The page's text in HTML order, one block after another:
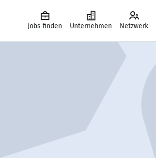
Jobs finden Unternehmen Netzwerk